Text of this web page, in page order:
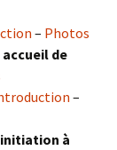
– Photos
de
–
à